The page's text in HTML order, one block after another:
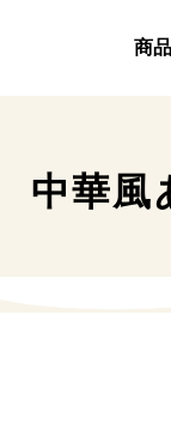
商
料コラム
中華風